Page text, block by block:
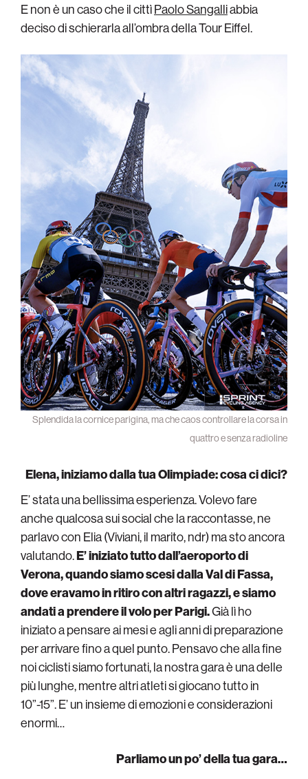
E non è un caso che il cittìPaolo Sangalliabbia
deciso di schierarla all’ombra della Tour Eiffel.
Splendida la cornice parigina, ma che caos controllare la corsa in
quattro e senza radioline
Elena, iniziamo dalla tua Olimpiade: cosa ci dici?
E’ stata una bellissima esperienza. Volevo fare
anche qualcosa sui social che la raccontasse, ne
parlavo con Elia (Viviani, il marito, ndr) ma sto ancora
valutando.E’ iniziato tutto dall’aeroporto di
Verona, quando siamo scesi dalla Val di Fassa,
dove eravamo in ritiro con altri ragazzi, e siamo
andati a prendere il volo per Parigi.Già lì ho
iniziato a pensare ai mesi e agli anni di preparazione
per arrivare fino a quel punto. Pensavo che alla fine
noi ciclisti siamo fortunati, la nostra gara è una delle
più lunghe, mentre altri atleti si giocano tutto in
10”-15”. E’ un insieme di emozioni e considerazioni
enormi…
Parliamo un po’ della tua gara…